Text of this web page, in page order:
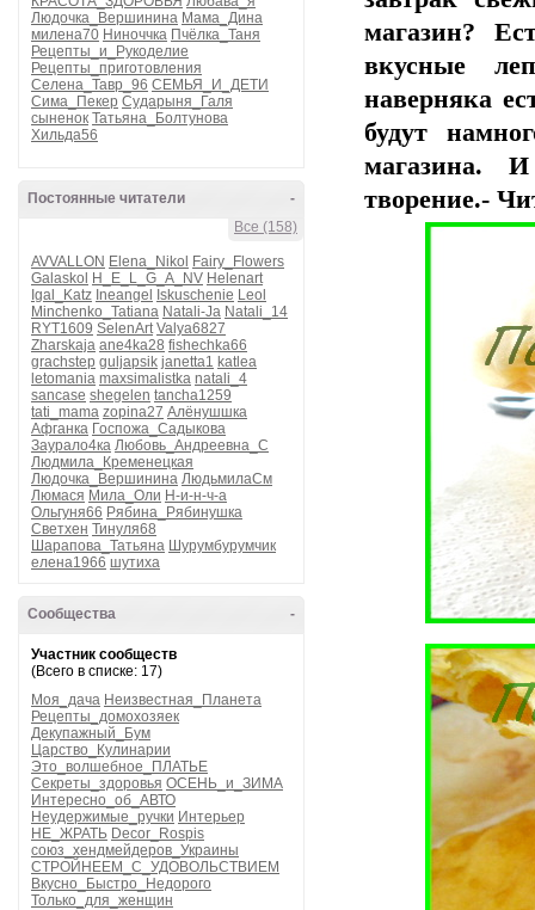
Людочка_Вершинина Мама_Дина
милена70 Ниноччка Пчёлка_Таня
Рецепты_и_Рукоделие
Рецепты_приготовления
Селена_Тавр_96 СЕМЬЯ_И_ДЕТИ
Сима_Пекер Сударыня_Галя
сыненок Татьяна_Болтунова
Хильда56
-
Постоянные читатели
Все (158)
AVVALLON Elena_Nikol
Fairy_Flowers
Galaskol
H_E_L_G_A_NV Helenart
Igal_Katz Ineangel Iskuschenie Leol
Minchenko_Tatiana Natali-Ja Natali_14
RYT1609 SelenArt Valya6827
Zharskaja ane4ka28 fishechka66
grachstep guljapsik janetta1 katlea
letomania maxsimalistka natali_4
sancase shegelen tancha1259
tati_mama zopina27 Алёнушшка
Афганка Госпожа_Садыкова
Заурало4ка Любовь_Андреевна_С
Людмила_Кременецкая
Людочка_Вершинина ЛюдьмилаСм
Люмася Мила_Оли Н-и-н-ч-а
Ольгуня66 Рябина_Рябинушка
Светхен Тинуля68
Шарапова_Татьяна Шурумбурумчик
елена1966 шутиха
-
Сообщества
Участник сообществ
(Всего в списке: 17)
Моя_дача Неизвестная_Планета
Рецепты_домохозяек
Декупажный_Бум
Царство_Кулинарии
Это_волшебное_ПЛАТЬЕ
Секреты_здоровья ОСЕНЬ_и_ЗИМА
Интересно_об_АВТО
Неудержимые_ручки Интерьер
НЕ_ЖРАТЬ Decor_Rospis
союз_хендмейдеров_Украины
СТРОЙНЕЕМ_С_УДОВОЛЬСТВИЕМ
Вкусно_Быстро_Недорого
Только_для_женщин
магазин?
вкусные
наверняка
будут
магазина.
творение.-